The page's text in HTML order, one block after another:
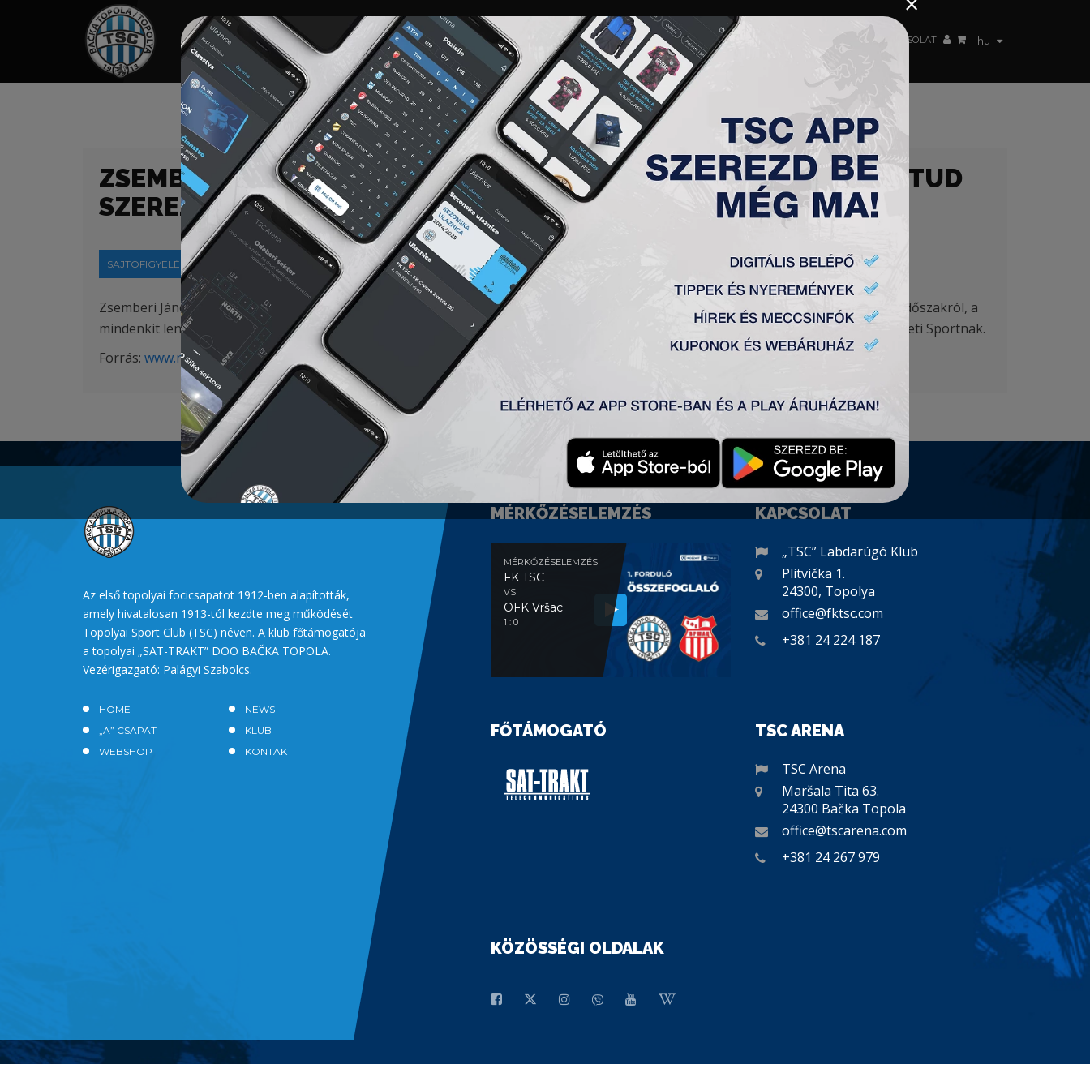
hu
HOME TÁMOGATÓK NEWS GALÉRIA „A” CSAPAT TAGSÁG JEGYEK AKKREDITÁCIÓ KLUB AKADÉMIA NŐI CSAPAT KAPCSOLAT
ZSEMBERI JÁNOS: A FOCINÁL NAGYOBB ÖRÖMÖT MÁS NEMIGEN TUD
SZEREZNI
SAJTÓFIGYELÉS 2019-01-26
Zsemberi János, a tizennégy éve új fejezetet nyitó délvidéki Topolya elnöke a Ferencvároséra hasonlító címerről, az embert próbáló időszakról, a
mindenkit lenyűgöző akadémiáról, az élvonalbeli szereplés lehetőségéről, valamint Nikolics Nemanja látogatásáról is beszélt a Nemzeti Sportnak.
Forrás: www.nemzetisport.hu
Az első topolyai focicsapatot 1912-ben alapították,
amely hivatalosan 1913-tól kezdte meg működését
Topolyai Sport Club (TSC) néven. A klub főtámogatója
a topolyai „SAT-TRAKT” DOO BAČKA TOPOLA.
Vezérigazgató: Palágyi Szabolcs.
HOME
NEWS
„A” CSAPAT
KLUB
WEBSHOP
KONTAKT
MÉRKŐZÉSELEMZÉS
MÉRKŐZÉSELEMZÉS
FK TSC
VS
OFK Vršac
1 : 0
KAPCSOLAT
„TSC” Labdarúgó Klub
Plitvička 1.
24300, Topolya
office@fktsc.com
+381 24 224 187
FŐTÁMOGATÓ TSC ARENA
TSC Arena
Maršala Tita 63.
24300 Bačka Topola
office@tscarena.com
+381 24 267 979
KÖZÖSSÉGI OLDALAK